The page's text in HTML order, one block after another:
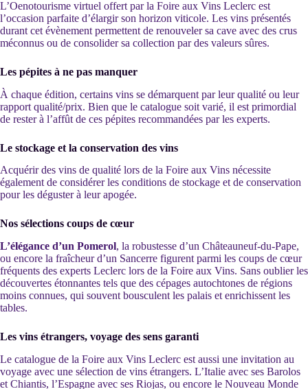
L’Oenotourisme virtuel offert par la Foire aux Vins Leclerc est
l’occasion parfaite d’élargir son horizon viticole. Les vins présentés
durant cet évènement permettent de renouveler sa cave avec des crus
méconnus ou de consolider sa collection par des valeurs sûres.
Les pépites à ne pas manquer
À chaque édition, certains vins se démarquent par leur qualité ou leur
rapport qualité/prix. Bien que le catalogue soit varié, il est primordial
de rester à l’affût de ces pépites recommandées par les experts.
Le stockage et la conservation des vins
Acquérir des vins de qualité lors de la Foire aux Vins nécessite
également de considérer les conditions de stockage et de conservation
pour les déguster à leur apogée.
Nos sélections coups de cœur
L’élégance d’un Pomerol, la robustesse d’un Châteauneuf-du-Pape,
ou encore la fraîcheur d’un Sancerre figurent parmi les coups de cœur
fréquents des experts Leclerc lors de la Foire aux Vins. Sans oublier les
découvertes étonnantes tels que des cépages autochtones de régions
moins connues, qui souvent bousculent les palais et enrichissent les
tables.
Les vins étrangers, voyage des sens garanti
Le catalogue de la Foire aux Vins Leclerc est aussi une invitation au
voyage avec une sélection de vins étrangers. L’Italie avec ses Barolos
et Chiantis, l’Espagne avec ses Riojas, ou encore le Nouveau Monde